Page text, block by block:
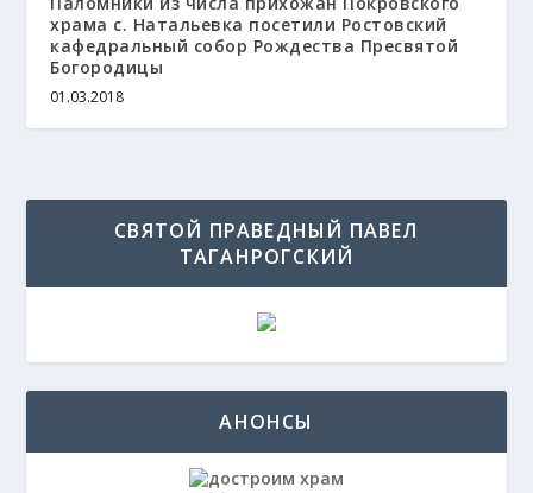
храма с. Натальевка посетили Ростовский
кафедральный собор Рождества Пресвятой
Богородицы
01.03.2018
СВЯТОЙ ПРАВЕДНЫЙ ПАВЕЛ
ТАГАНРОГСКИЙ
АНОНСЫ